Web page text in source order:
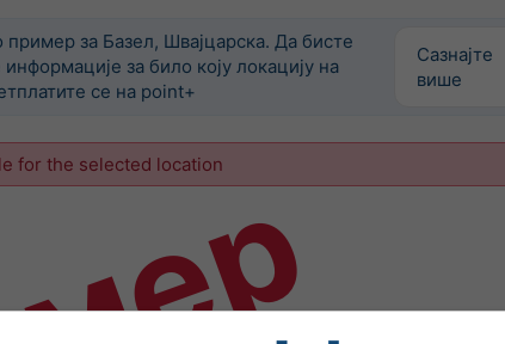
пример за Базел, Швајцарска. Да бисте
за било коју локацију на
се на point+
Сазнајте
више
for the selected location